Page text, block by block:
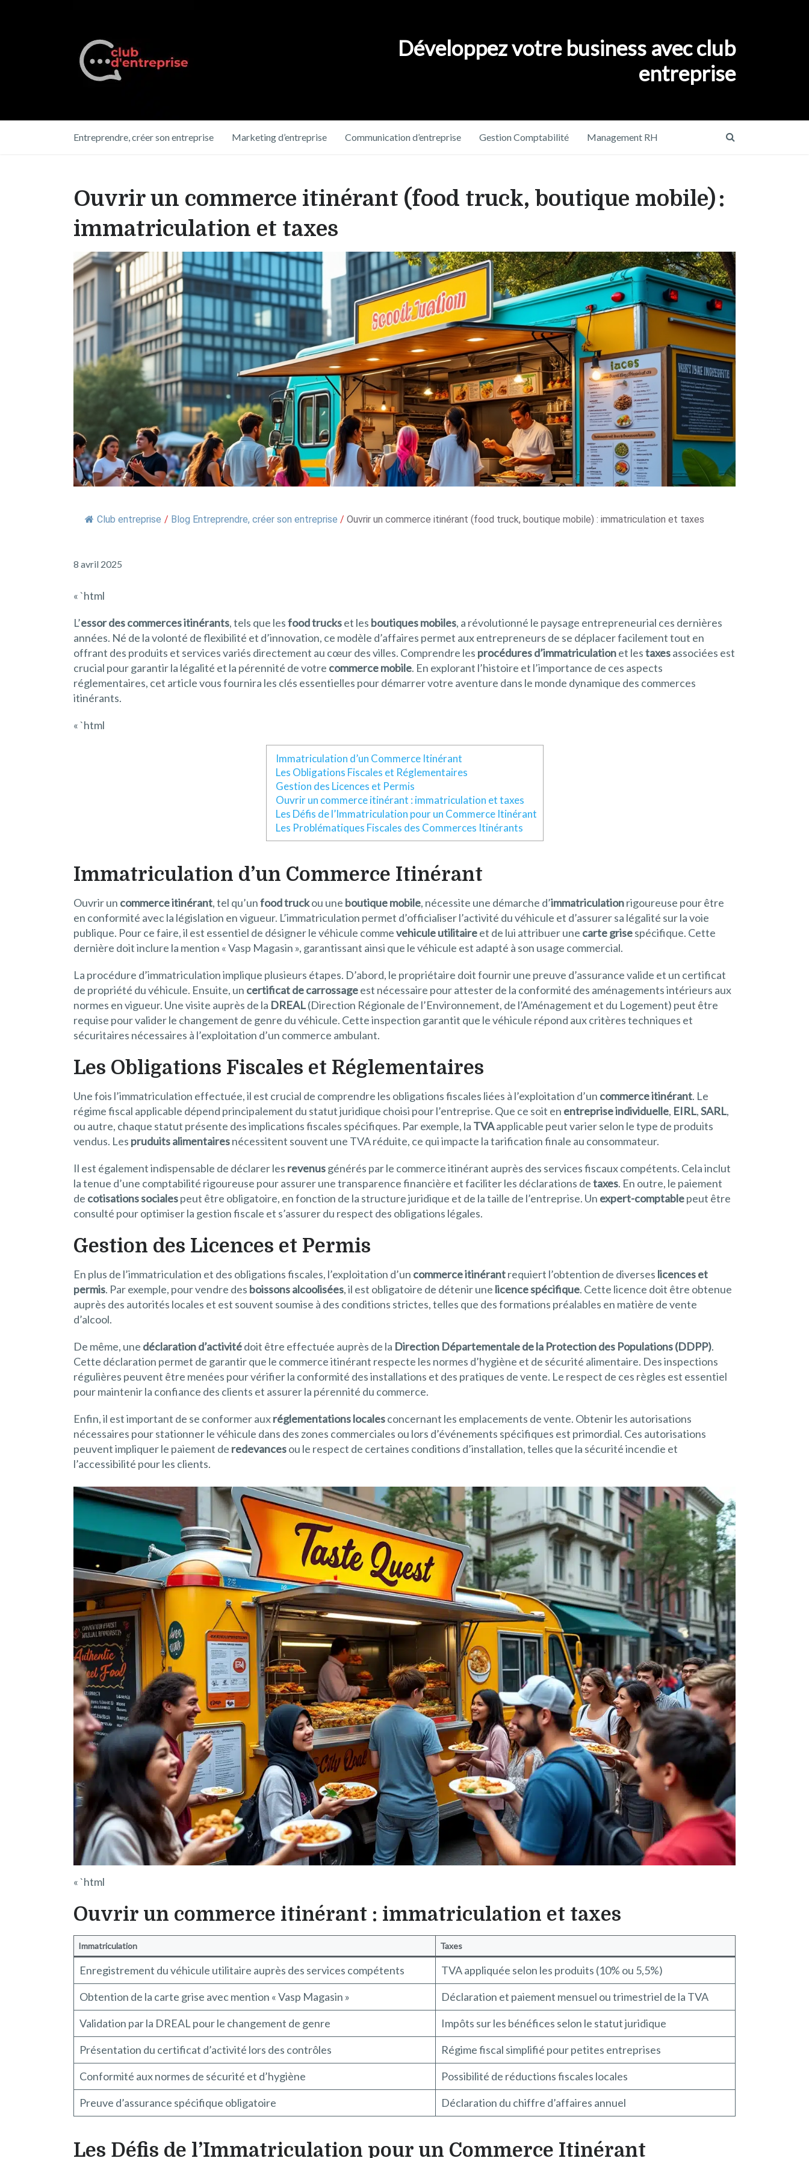
Développez votre business avec club
entreprise
Entreprendre, créer son entreprise Marketing d’entreprise Communication d’entreprise Gestion Comptabilité Management RH
Ouvrir un commerce itinérant (food truck, boutique mobile) :
immatriculation et taxes
Club entreprise / Blog Entreprendre, créer son entreprise / Ouvrir un commerce itinérant (food truck, boutique mobile) : immatriculation et taxes
8 avril 2025
« `html
L’essor des commerces itinérants, tels que lesfood truckset les boutiques mobiles, a révolutionné le paysage entrepreneurial ces dernières
années. Né de la volonté de flexibilité et d’innovation, ce modèle d’affaires permet aux entrepreneurs de se déplacer facilement tout en
offrant des produits et services variés directement au cœur des villes. Comprendre les procédures d’immatriculationet lestaxesassociées est
crucial pour garantir la légalité et la pérennité de votre commerce mobile. En explorant l’histoire et l’importance de ces aspects
réglementaires, cet article vous fournira les clés essentielles pour démarrer votre aventure dans le monde dynamique des commerces
itinérants.
« `html
Immatriculation d’un Commerce Itinérant
Les Obligations Fiscales et Réglementaires
Gestion des Licences et Permis
Ouvrir un commerce itinérant : immatriculation et taxes
Les Défis de l’Immatriculation pour un Commerce Itinérant
Les Problématiques Fiscales des Commerces Itinérants
Immatriculation d’un Commerce Itinérant
Ouvrir un commerce itinérant, tel qu’unfood truckou une boutique mobile, nécessite une démarche d’immatriculationrigoureuse pour être
en conformité avec la législation en vigueur. L’immatriculation permet d’officialiser l’activité du véhicule et d’assurer sa légalité sur la voie
publique. Pour ce faire, il est essentiel de désigner le véhicule commevehicule utilitaireet de lui attribuer une carte grisespécifique. Cette
dernière doit inclure la mention « Vasp Magasin », garantissant ainsi que le véhicule est adapté à son usage commercial.
La procédure d’immatriculation implique plusieurs étapes. D’abord, le propriétaire doit fournir une preuve d’assurance valide et un certificat
de propriété du véhicule. Ensuite, un certificat de carrossageest nécessaire pour attester de la conformité des aménagements intérieurs aux
normes en vigueur. Une visite auprès de la DREAL(Direction Régionale de l’Environnement, de l’Aménagement et du Logement) peut être
requise pour valider le changement de genre du véhicule. Cette inspection garantit que le véhicule répond aux critères techniques et
sécuritaires nécessaires à l’exploitation d’un commerce ambulant.
Les Obligations Fiscales et Réglementaires
Une fois l’immatriculation effectuée, il est crucial de comprendre les obligations fiscales liées à l’exploitation d’un commerce itinérant. Le
régime fiscal applicable dépend principalement du statut juridique choisi pour l’entreprise. Que ce soit en entreprise individuelle, EIRL,SARL,
ou autre, chaque statut présente des implications fiscales spécifiques. Par exemple, la TVAapplicable peut varier selon le type de produits
vendus. Les pruduits alimentairesnécessitent souvent une TVA réduite, ce qui impacte la tarification finale au consommateur.
Il est également indispensable de déclarer les revenusgénérés par le commerce itinérant auprès des services fiscaux compétents. Cela inclut
la tenue d’une comptabilité rigoureuse pour assurer une transparence financière et faciliter les déclarations detaxes. En outre, le paiement
de cotisations socialespeut être obligatoire, en fonction de la structure juridique et de la taille de l’entreprise. Un expert-comptablepeut être
consulté pour optimiser la gestion fiscale et s’assurer du respect des obligations légales.
Gestion des Licences et Permis
En plus de l’immatriculation et des obligations fiscales, l’exploitation d’un commerce itinérantrequiert l’obtention de diverses licences et
permis. Par exemple, pour vendre des boissons alcoolisées, il est obligatoire de détenir une licence spécifique. Cette licence doit être obtenue
auprès des autorités locales et est souvent soumise à des conditions strictes, telles que des formations préalables en matière de vente
d’alcool.
De même, une déclaration d’activitédoit être effectuée auprès de la Direction Départementale de la Protection des Populations (DDPP).
Cette déclaration permet de garantir que le commerce itinérant respecte les normes d’hygiène et de sécurité alimentaire. Des inspections
régulières peuvent être menées pour vérifier la conformité des installations et des pratiques de vente. Le respect de ces règles est essentiel
pour maintenir la confiance des clients et assurer la pérennité du commerce.
Enfin, il est important de se conformer auxréglementations localesconcernant les emplacements de vente. Obtenir les autorisations
nécessaires pour stationner le véhicule dans des zones commerciales ou lors d’événements spécifiques est primordial. Ces autorisations
peuvent impliquer le paiement de redevancesou le respect de certaines conditions d’installation, telles que la sécurité incendie et
l’accessibilité pour les clients.
« `html
Ouvrir un commerce itinérant : immatriculation et taxes
Immatriculation Taxes
Enregistrement du véhicule utilitaire auprès des services compétents
TVA appliquée selon les produits (10% ou 5,5%)
Obtention de la carte grise avec mention « Vasp Magasin »
Déclaration et paiement mensuel ou trimestriel de la TVA
Validation par la DREAL pour le changement de genre
Impôts sur les bénéfices selon le statut juridique
Présentation du certificat d’activité lors des contrôles
Régime fiscal simplifié pour petites entreprises
Conformité aux normes de sécurité et d’hygiène
Possibilité de réductions fiscales locales
Preuve d’assurance spécifique obligatoire
Déclaration du chiffre d’affaires annuel
Les Défis de l’Immatriculation pour un Commerce Itinérant